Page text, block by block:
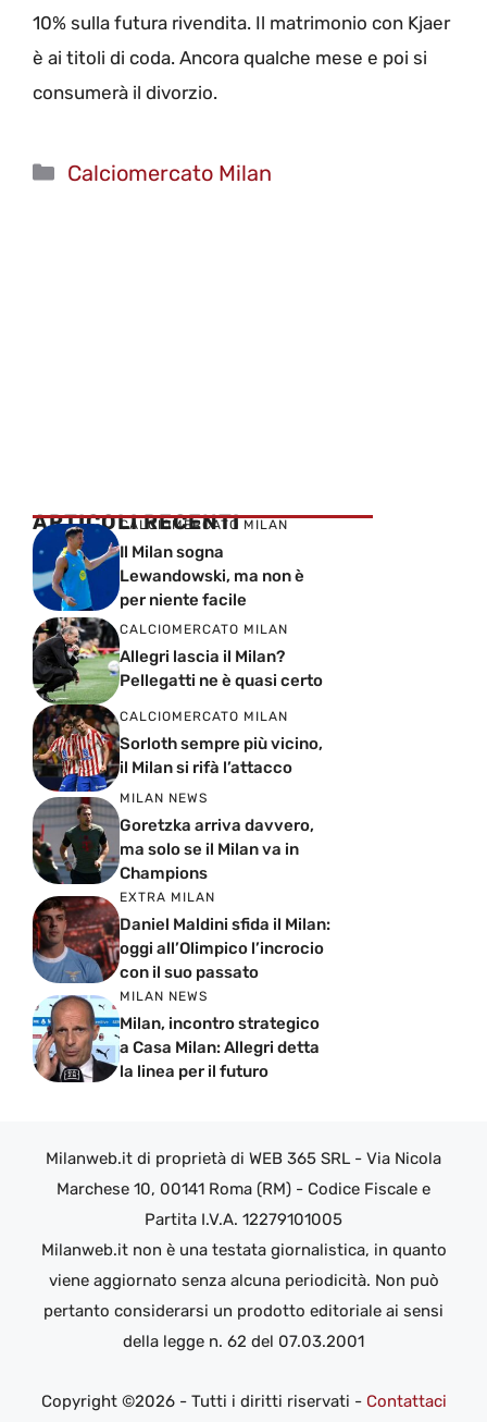
10% sulla futura rivendita. Il matrimonio con Kjaer
è ai titoli di coda. Ancora qualche mese e poi si
consumerà il divorzio.
Categorie
Calciomercato Milan
ARTICOLI RECENTI
CALCIOMERCATO MILAN
Il Milan sogna
Lewandowski, ma non è
per niente facile
CALCIOMERCATO MILAN
Allegri lascia il Milan?
Pellegatti ne è quasi certo
CALCIOMERCATO MILAN
Sorloth sempre più vicino,
il Milan si rifà l’attacco
MILAN NEWS
Goretzka arriva davvero,
ma solo se il Milan va in
Champions
EXTRA MILAN
Daniel Maldini sfida il Milan:
oggi all’Olimpico l’incrocio
con il suo passato
MILAN NEWS
Milan, incontro strategico
a Casa Milan: Allegri detta
la linea per il futuro
Milanweb.it di proprietà di WEB 365 SRL - Via Nicola
Marchese 10, 00141 Roma (RM) - Codice Fiscale e
Partita I.V.A. 12279101005
Milanweb.it non è una testata giornalistica, in quanto
viene aggiornato senza alcuna periodicità. Non può
pertanto considerarsi un prodotto editoriale ai sensi
della legge n. 62 del 07.03.2001
Copyright ©2026 - Tutti i diritti riservati - Contattaci